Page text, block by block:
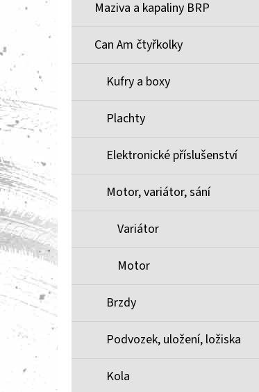
Maziva a kapaliny BRP
Can Am čtyřkolky
Kufry a boxy
Plachty
Elektronické příslušenství
Motor, variátor, sání
Variátor
Motor
Brzdy
Podvozek, uložení, ložiska
Kola
BRZDOVÉ DESTIČKY ZE SLINUTÉHO KOVU
1 100 Kč